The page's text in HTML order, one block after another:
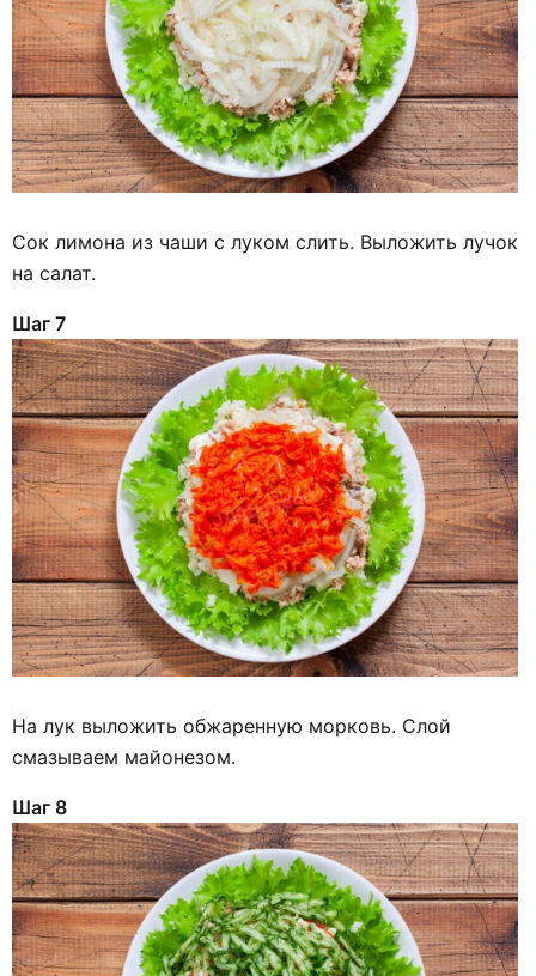
Сок лимона из чаши с луком слить. Выложить лучок
на салат.
Шаг 7
На лук выложить обжаренную морковь. Слой
смазываем майонезом.
Шаг 8